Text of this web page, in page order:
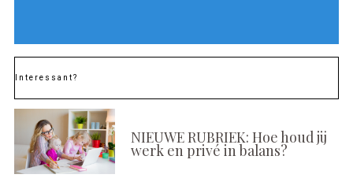
Interessant?
NIEUWE RUBRIEK: Hoe houd jij
werk en privé in balans?